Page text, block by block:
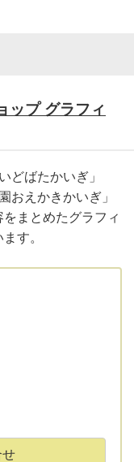
ップ グラフィ
どばたかいぎ」
おえかきかいぎ」
をまとめたグラフィ
す。